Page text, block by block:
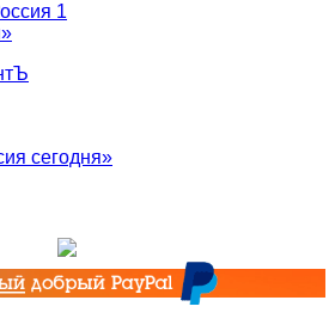
1
сегодня»